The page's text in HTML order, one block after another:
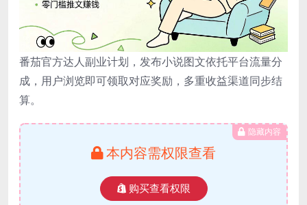
番茄官方达人副业计划，发布小说图文依托平台流量分
成，用户浏览即可领取对应奖励，多重收益渠道同步结
算。
隐藏内容
本内容需权限查看
购买查看权限